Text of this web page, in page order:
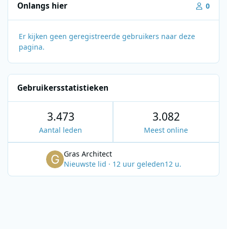
Onlangs hier 0
Er kijken geen geregistreerde gebruikers naar deze
pagina.
Gebruikersstatistieken
3.473
Aantal leden
3.082
Meest online
Gras Architect
Nieuwste lid · 12 uur geleden12 u.